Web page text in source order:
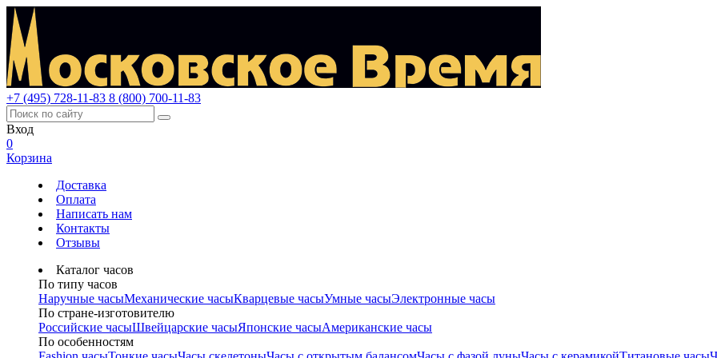
+7 (495) 728-11-83 8 (800) 700-11-83
Вход
0
Корзина
Доставка
Оплата
Написать нам
Контакты
Отзывы
Каталог часов
По типу часов
Наручные часыМеханические часыКварцевые часыУмные часыЭлектронные часы
По стране-изготовителю
Российские часыШвейцарские часыЯпонские часыАмериканские часы
По особенностям